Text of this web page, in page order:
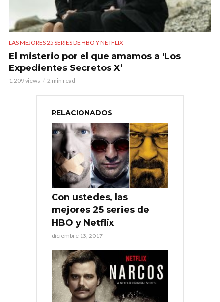
LAS MEJORES 25 SERIES DE HBO Y NETFLIX
El misterio por el que amamos a ‘Los
Expedientes Secretos X’
1.209 views 2 min read
RELACIONADOS
Con ustedes, las
mejores 25 series de
HBO y Netflix
diciembre 13, 2017